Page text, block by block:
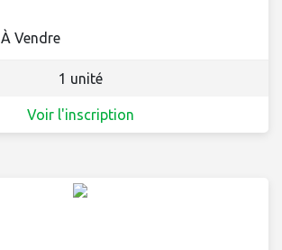
À Vendre
1 unité
Voir l'inscription